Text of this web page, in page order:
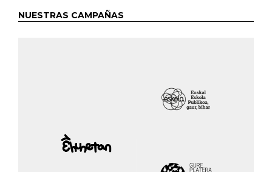
NUESTRAS CAMPAÑAS